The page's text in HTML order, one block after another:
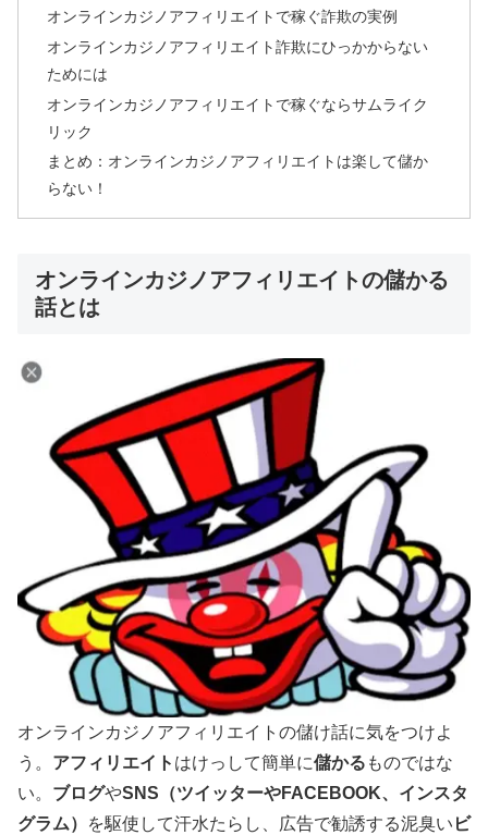
オンラインカジノアフィリエイトで稼ぐ詐欺の実例
オンラインカジノアフィリエイト詐欺にひっかからない
ためには
オンラインカジノアフィリエイトで稼ぐならサムライク
リック
まとめ：オンラインカジノアフィリエイトは楽して儲か
らない！
オンラインカジノアフィリエイトの儲かる
話とは
オンラインカジノアフィリエイトの儲け話に気をつけよ
う。 アフィリエイト はけっして簡単に儲かる ものではな
い。 ブログやSNS（ツイッターやFACEBOOK、インスタ
グラム）
を駆使して汗水たらし、広告で勧誘する泥臭い ビ